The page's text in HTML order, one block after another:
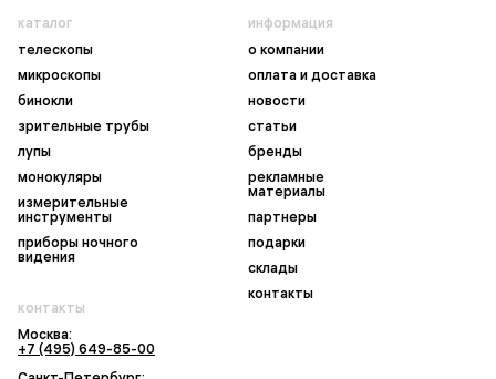
каталог
телескопы
микроскопы
бинокли
зрительные трубы
лупы
монокуляры
измерительные
инструменты
приборы ночного
видения
информация
о компании
оплата и доставка
новости
статьи
бренды
рекламные
материалы
партнеры
подарки
склады
контакты
контакты
Москва:
+7 (495) 649-85-00